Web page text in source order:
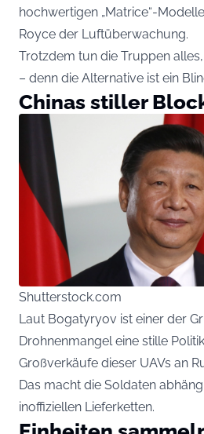
hochwertigen „Matrice“-
Royce der Luftüberwachung.
Trotzdem tun die Truppen
– denn die Alternative ist ein
Chinas stiller
Shutterstock.com
Laut Bogatyryov ist einer der
Drohnenmangel eine stille
Großverkäufe dieser UAVs an
Das macht die Soldaten
inoffiziellen Lieferketten.